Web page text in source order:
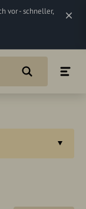
vor - schneller,